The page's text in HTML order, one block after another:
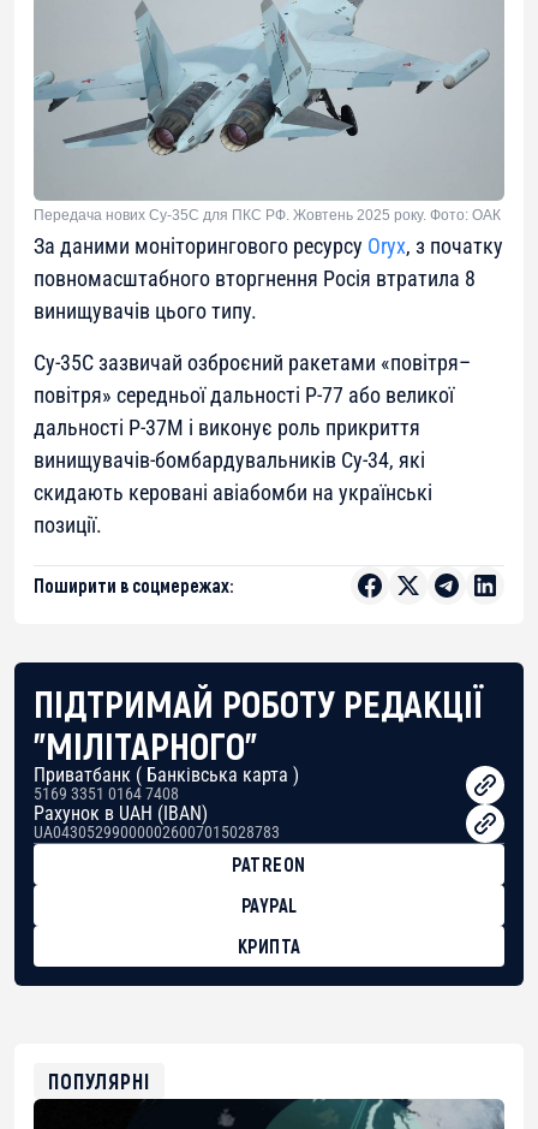
Передача нових Су-35С для ПКС РФ. Жовтень 2025 року. Фото: ОАК
За даними моніторингового ресурсу Oryx, з початку
повномасштабного вторгнення Росія втратила 8
винищувачів цього типу.
Су-35С зазвичай озброєний ракетами «повітря–
повітря» середньої дальності Р-77 або великої
дальності Р-37М і виконує роль прикриття
винищувачів-бомбардувальників Су-34, які
скидають керовані авіабомби на українські
позиції.
Поширити в соцмережах:
ПІДТРИМАЙ РОБОТУ РЕДАКЦІЇ
"МІЛІТАРНОГО"
Приватбанк ( Банківська карта )
5169 3351 0164 7408
Рахунок в UAH (IBAN)
UA043052990000026007015028783
PATREON
PAYPAL
КРИПТА
0xfD02863D3289416fcF50975c9DFda13623f97758
ПОПУЛЯРНІ